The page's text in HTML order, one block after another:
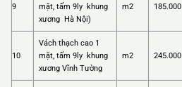
9
mặt, tấm 9ly khung
xương Hà Nội)
m2 185.000
10
Vách thạch cao 1
mặt, tấm 9ly khung
xương Vĩnh Tường
m2 245.000